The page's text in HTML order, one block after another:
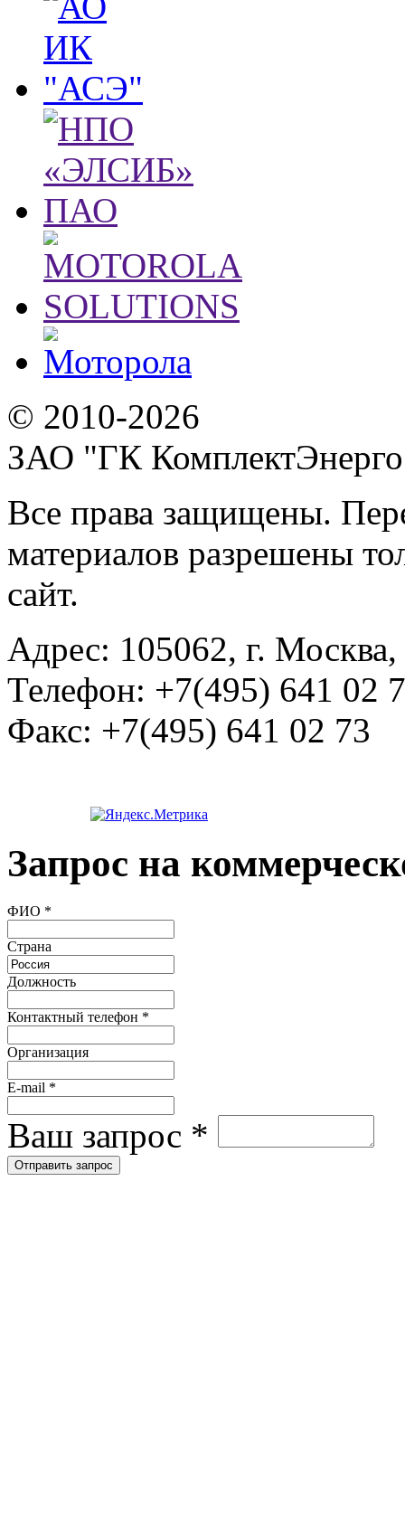
© 2010-2026
ЗАО "ГК
Все права защищены.
материалов разрешены
сайт.
Адрес: 105062, г.
Телефон: +7(495) 641 02
Факс: +7(495) 641 02 73
Запрос на
ФИО *
Страна
Должность
Контактный телефон *
Организация
E-mail *
Ваш запрос *